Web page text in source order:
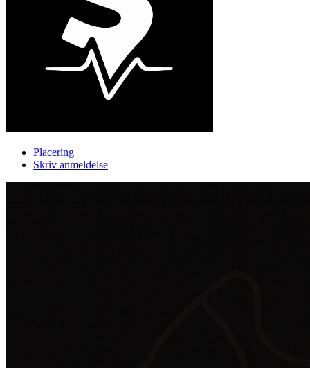
Placering
Skriv anmeldelse